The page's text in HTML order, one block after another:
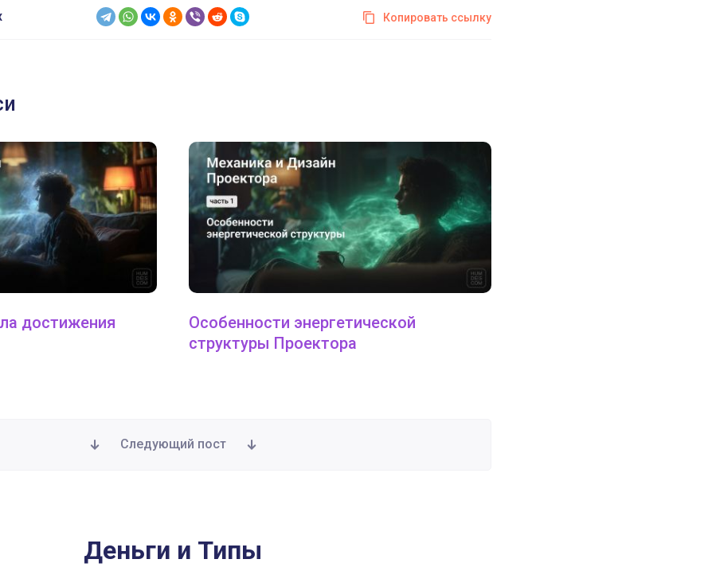
Копировать ссылку
достижения
Особенности энергетической
структуры Проектора
Следующий пост
Деньги и Типы